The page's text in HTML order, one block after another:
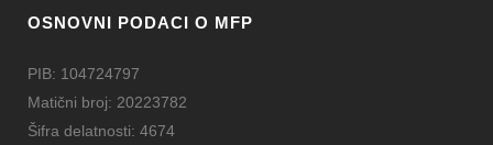
OSNOVNI PODACI O MFP
PIB: 104724797
Matični broj: 20223782
Šifra delatnosti: 4674